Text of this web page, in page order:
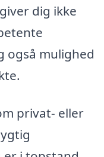
dig ikke
også mulighed
privat- eller